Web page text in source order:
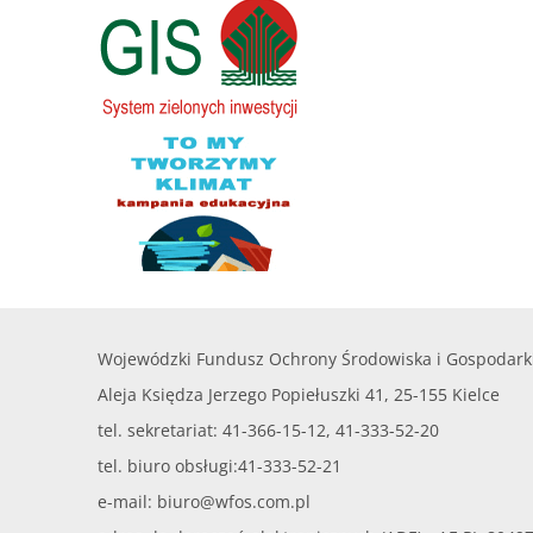
Wojewódzki Fundusz Ochrony Środowiska i
Aleja Księdza Jerzego Popiełuszki 41, 25-155 Kielce
tel. sekretariat: 41-366-15-12, 41-333-52-20
tel. biuro obsługi:41-333-52-21
e-mail: biuro@wfos.com.pl